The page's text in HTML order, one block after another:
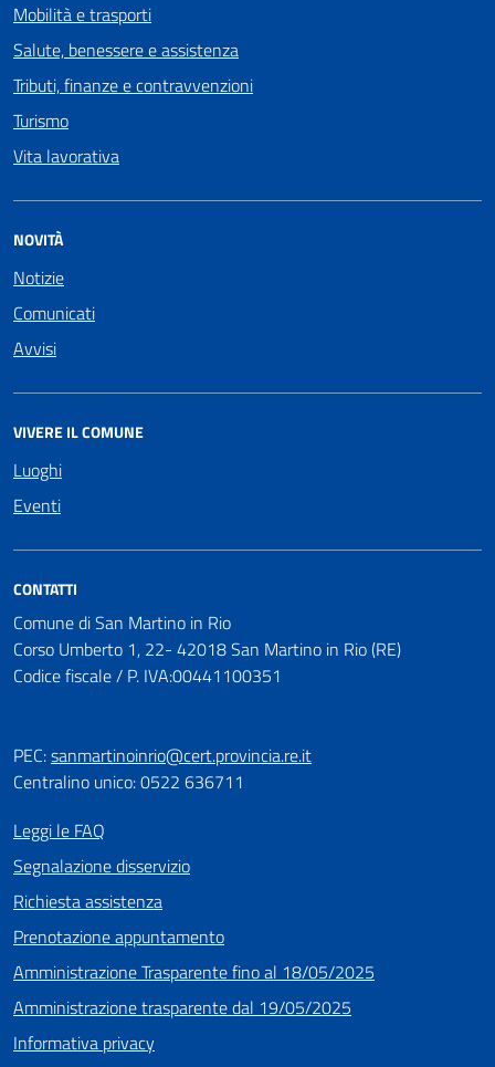
Mobilità e trasporti
Salute, benessere e assistenza
Tributi, finanze e contravvenzioni
Turismo
Vita lavorativa
NOVITÀ
Notizie
Comunicati
Avvisi
VIVERE IL COMUNE
Luoghi
Eventi
CONTATTI
Comune di San Martino in Rio
Corso Umberto 1, 22- 42018 San Martino in Rio (RE)
Codice fiscale / P. IVA:00441100351
PEC:sanmartinoinrio@cert.provincia.re.it
Centralino unico: 0522 636711
Leggi le FAQ
Segnalazione disservizio
Richiesta assistenza
Prenotazione appuntamento
Amministrazione Trasparente fino al 18/05/2025
Amministrazione trasparente dal 19/05/2025
Informativa privacy